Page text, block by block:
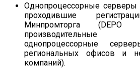
Однопроцессорные серверы
проходившие
Минпромторга
производительные
однопроцессорные
региональных офисов и
компаний).